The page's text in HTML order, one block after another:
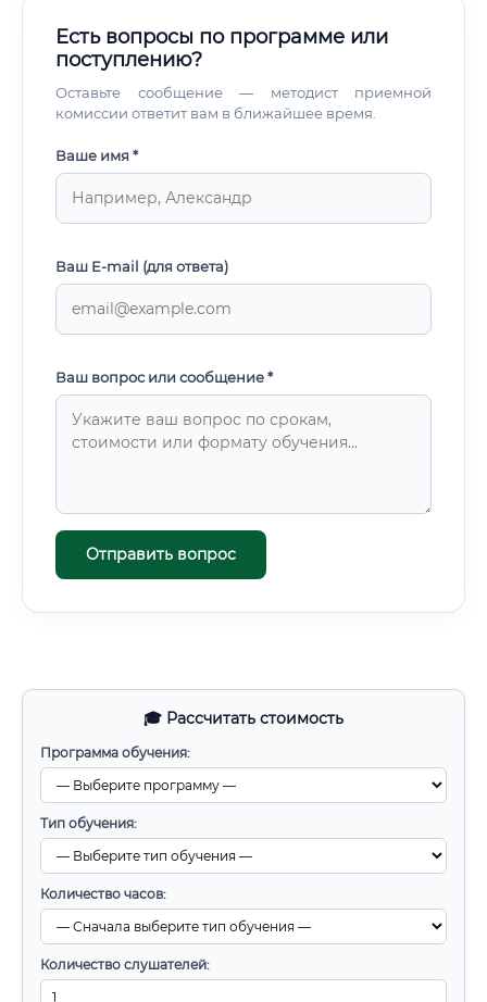
🎓 Рассчитать стоимость
Программа обучения:
Тип обучения:
Количество часов:
Количество слушателей:
Есть вопросы по программе или
поступлению?
Оставьте сообщение — методист приемной
комиссии ответит вам в ближайшее время.
Ваше имя *
Ваш E-mail (для ответа)
Ваш вопрос или сообщение *
Отправить вопрос